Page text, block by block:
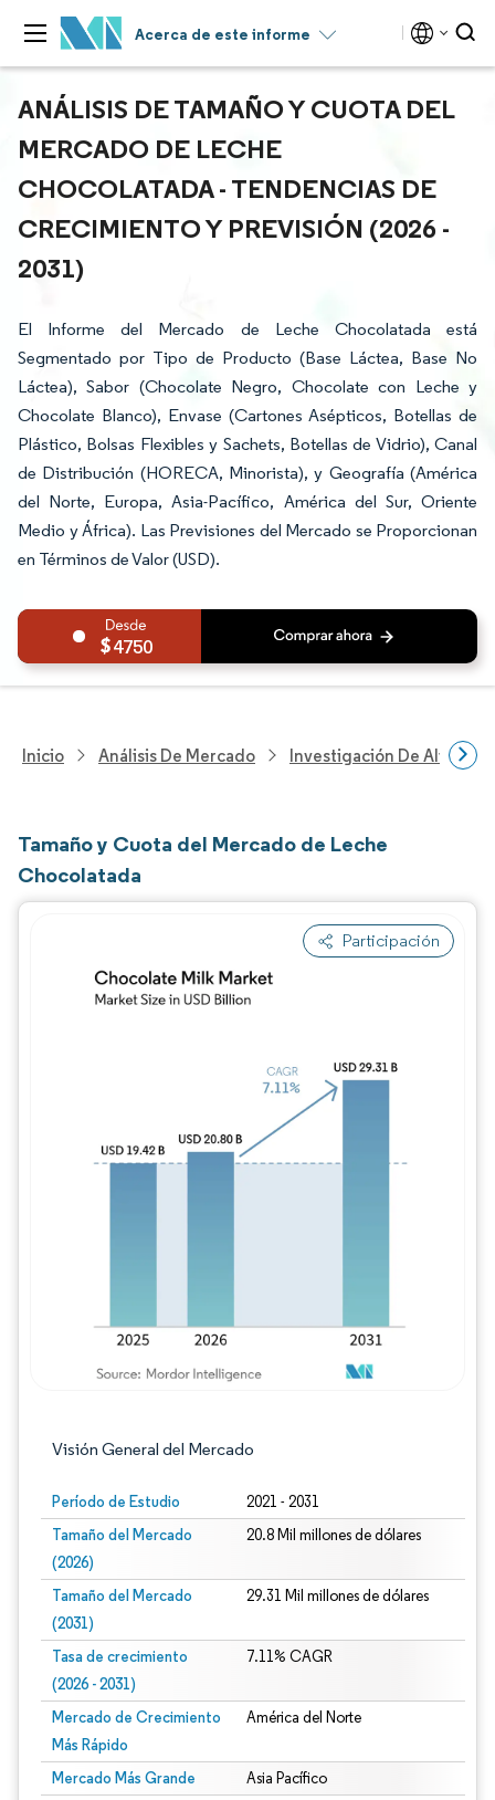
Acerca de este informe
ANÁLISIS DE TAMAÑO Y CUOTA DEL
MERCADO DE LECHE
CHOCOLATADA - TENDENCIAS DE
CRECIMIENTO Y PREVISIÓN (2026 -
2031)
El Informe del Mercado de Leche Chocolatada está
Segmentado por Tipo de Producto (Base Láctea, Base No
Láctea), Sabor (Chocolate Negro, Chocolate con Leche y
Chocolate Blanco), Envase (Cartones Asépticos, Botellas de
Plástico, Bolsas Flexibles y Sachets, Botellas de Vidrio), Canal
de Distribución (HORECA, Minorista), y Geografía (América
del Norte, Europa, Asia-Pacífico, América del Sur, Oriente
Medio y África). Las Previsiones del Mercado se Proporcionan
en Términos de Valor (USD).
4750
Inicio Análisis De Mercado Investigación De
Tamaño y Cuota del Mercado de Leche
Chocolatada
Participación
Visión General del Mercado
Período de Estudio 2021 - 2031
Tamaño del Mercado
(2026)
20.8 Mil millones de dólares
Tamaño del Mercado
(2031)
29.31 Mil millones de dólares
Tasa de crecimiento
(2026 - 2031)
7.11% CAGR
Mercado de Crecimiento
Más Rápido
América del Norte
Mercado Más Grande Asia Pacífico